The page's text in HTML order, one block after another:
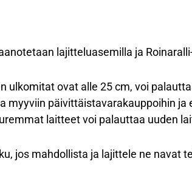
lajitteluasemilla ja
ulkomitat ovat alle 25 cm, voi
myyviin päivittäistavarakauppoihin ja
laitteet voi palauttaa uuden
jos mahdollista ja lajittele ne navat